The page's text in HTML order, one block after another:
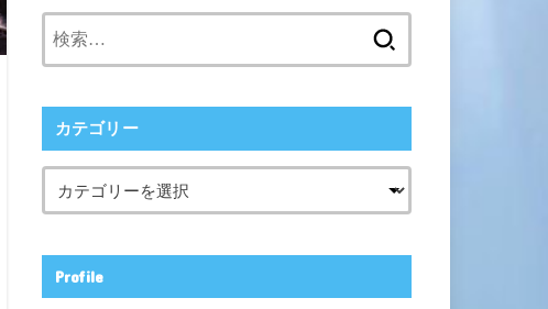
カテゴリー
Profile